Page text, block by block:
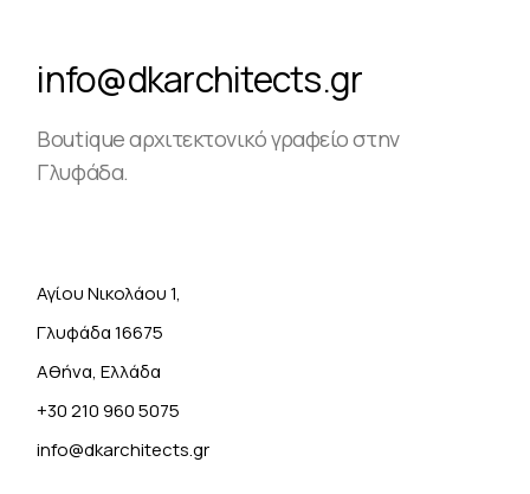
info@dkarchitects.gr
Boutique αρχιτεκτονικό γραφείο στην
Γλυφάδα.
Αγίου Νικολάου 1,
Γλυφάδα 16675
Αθήνα, Ελλάδα
+30 210 960 5075
info@dkarchitects.gr